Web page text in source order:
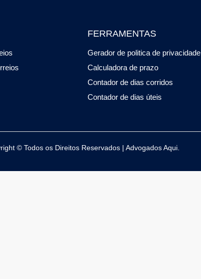
FERRAMENTAS
Gerador de politica de privacidade
Calculadora de prazo
Contador de dias corridos
Contador de dias úteis
© Todos os Direitos Reservados | Advogados Aqui.